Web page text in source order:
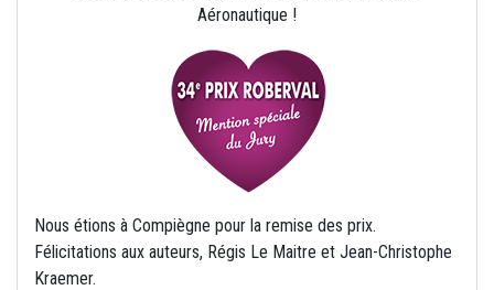
Aéronautique !
Nous étions à Compiègne pour la remise des prix.
Félicitations aux auteurs, Régis Le Maitre et Jean-Christophe
Kraemer.